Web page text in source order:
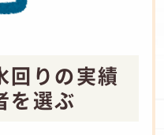
回りの実績
を選ぶ